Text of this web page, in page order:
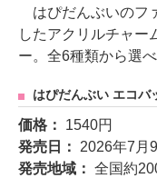
はぴだんぶいのフ
したアクリルチャー
ー。全6種類から選べ
はぴだんぶい エコバ
価格： 1540円
発売日： 2026年7月
発売地域： 全国約